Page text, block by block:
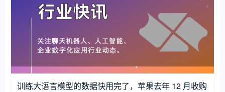
训练大语言模型的数据快用完了，苹果去年 12 月收购